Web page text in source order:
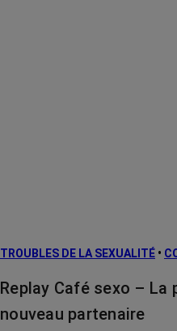
TROUBLES DE LA SEXUALITÉ •
Replay Café sexo – La
nouveau partenaire